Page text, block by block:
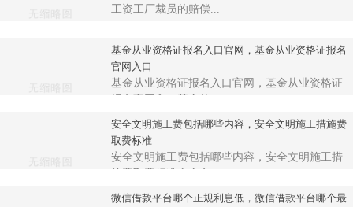
工资工厂裁员的赔偿...
基金从业资格证报名入口官网，基金从业资格证报名
官网入口
基金从业资格证报名入口官网，基金从业资格证
安全文明施工费包括哪些内容，安全文明施工措施费
取费标准
安全文明施工费包括哪些内容，安全文明施工措
微信借款平台哪个正规利息低，微信借款平台哪个最